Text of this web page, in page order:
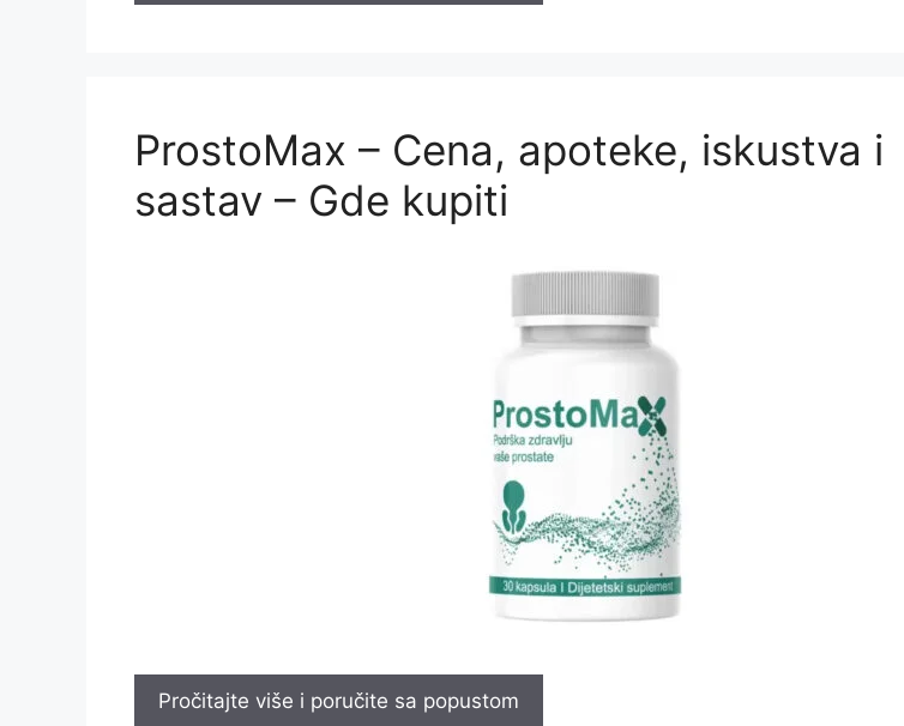
ProstoMax – Cena, apoteke, iskustva i
sastav – Gde kupiti
Pročitajte više i poručite sa popustom